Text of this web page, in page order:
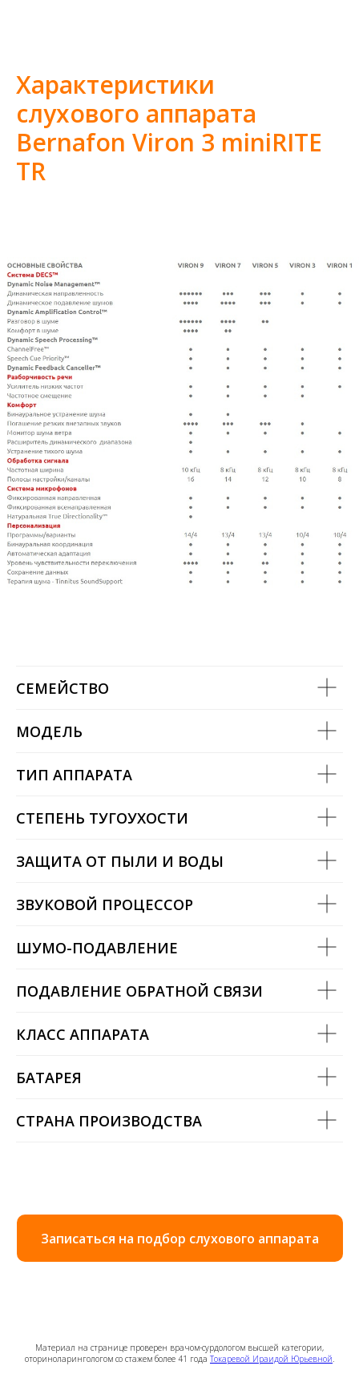
Характеристики
слухового аппарата
Bernafon Viron 3 miniRITE
TR
СЕМЕЙСТВО
МОДЕЛЬ
ТИП АППАРАТА
СТЕПЕНЬ ТУГОУХОСТИ
ЗАЩИТА ОТ ПЫЛИ И ВОДЫ
ЗВУКОВОЙ ПРОЦЕССОР
ШУМО-ПОДАВЛЕНИЕ
ПОДАВЛЕНИЕ ОБРАТНОЙ СВЯЗИ
КЛАСС АППАРАТА
БАТАРЕЯ
СТРАНА ПРОИЗВОДСТВА
Записаться на подбор слухового аппарата
Материал на странице проверен врачом-сурдологом высшей категории,
оториноларингологом со стажем более 41 года Токаревой Ираидой Юрьевной.